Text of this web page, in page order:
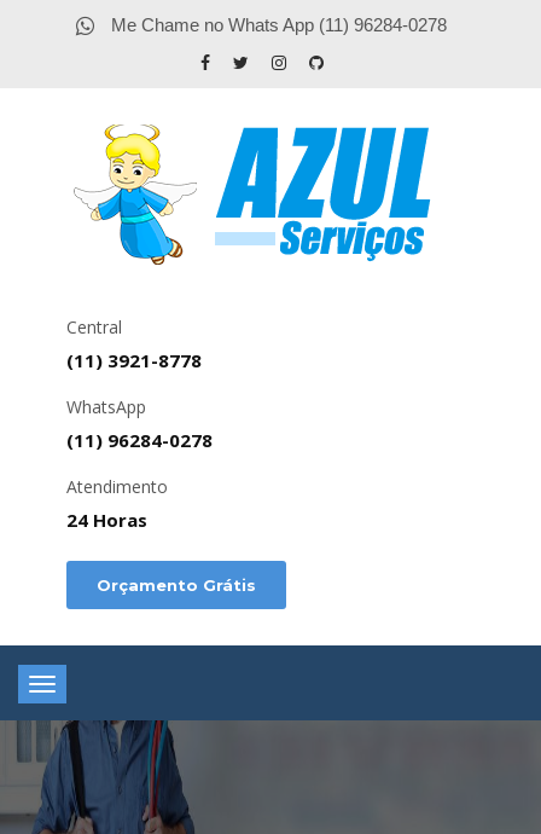
Me Chame no Whats App (11) 96284-0278
Central
(11) 3921-8778
WhatsApp
(11) 96284-0278
Atendimento
24 Horas
Orçamento Grátis
Toggle
navigation